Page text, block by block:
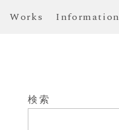
Works Information
検索